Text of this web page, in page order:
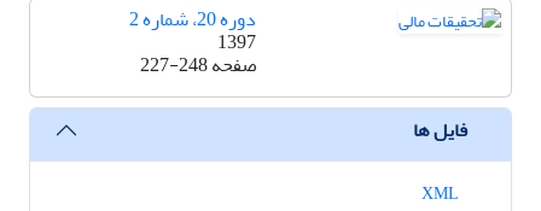
دوره 20، شماره 2
1397
صفحه227-248
فایل ها